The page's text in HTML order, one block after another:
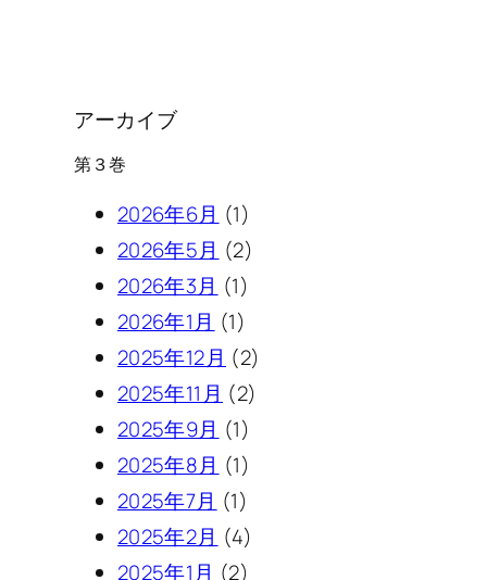
アーカイブ
第３巻
2026年6月 (1)
2026年5月 (2)
2026年3月 (1)
2026年1月 (1)
2025年12月 (2)
2025年11月 (2)
2025年9月 (1)
2025年8月 (1)
2025年7月 (1)
2025年2月 (4)
2025年1月 (2)